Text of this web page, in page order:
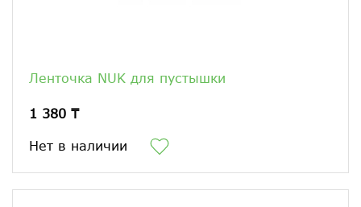
Ленточка NUK для пустышки
1 380 ₸
Нет в наличии